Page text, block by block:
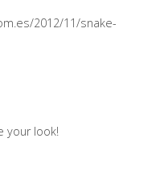
2012/11/snake-
your look!